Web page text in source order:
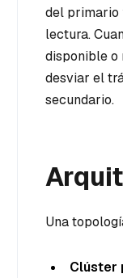
del primario
lectura.
disponible o
desviar el
secundario.
Una
Clúster